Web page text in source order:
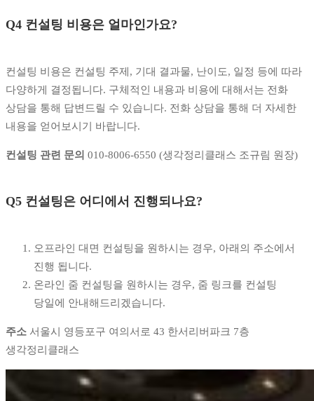
Q4 컨설팅 비용은 얼마인가요?
컨설팅 비용은 컨설팅 주제, 기대 결과물, 난이도, 일정 등에 따라
다양하게 결정됩니다. 구체적인 내용과 비용에 대해서는 전화
상담을 통해 답변드릴 수 있습니다. 전화 상담을 통해 더 자세한
내용을 얻어보시기 바랍니다.
컨설팅 관련 문의 010-8006-6550 (생각정리클래스 조규림 원장)
Q5 컨설팅은 어디에서 진행되나요?
오프라인 대면 컨설팅을 원하시는 경우, 아래의 주소에서
진행 됩니다.
온라인 줌 컨설팅을 원하시는 경우, 줌 링크를 컨설팅
당일에 안내해드리겠습니다.
주소 서울시 영등포구 여의서로 43 한서리버파크 7층
생각정리클래스